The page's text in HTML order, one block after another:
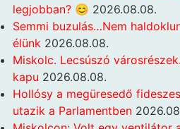
legjobban? 😊 2026.08.08.
Semmi buzulás…Nem
élünk 2026.08.08.
Miskolc. Lecsúszó
kapu 2026.08.08.
Hollósy a megüresedő
utazik a Parlamentben